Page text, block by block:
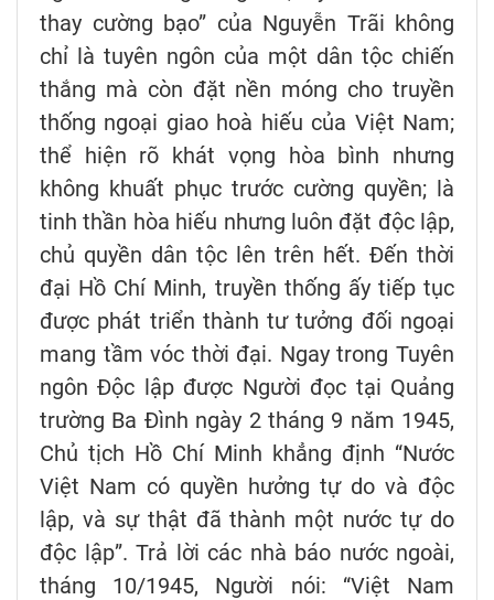
thay cường bạo” của Nguyễn Trãi không
chỉ là tuyên ngôn của một dân tộc chiến
thắng mà còn đặt nền móng cho truyền
thống ngoại giao hoà hiếu của Việt Nam;
thể hiện rõ khát vọng hòa bình nhưng
không khuất phục trước cường quyền; là
tinh thần hòa hiếu nhưng luôn đặt độc lập,
chủ quyền dân tộc lên trên hết. Đến thời
đại Hồ Chí Minh, truyền thống ấy tiếp tục
được phát triển thành tư tưởng đối ngoại
mang tầm vóc thời đại. Ngay trong Tuyên
ngôn Độc lập được Người đọc tại Quảng
trường Ba Đình ngày 2 tháng 9 năm 1945,
Chủ tịch Hồ Chí Minh khẳng định “Nước
Việt Nam có quyền hưởng tự do và độc
lập, và sự thật đã thành một nước tự do
độc lập”. Trả lời các nhà báo nước ngoài,
tháng 10/1945, Người nói: “Việt Nam